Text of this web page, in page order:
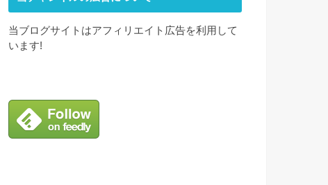
当ブログサイトはアフィリエイト広告を利用して
います!